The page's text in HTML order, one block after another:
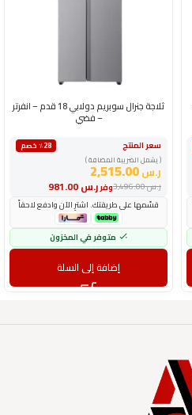
ثلاجة جنرال سوبريم دولابي 18 قدم – انفرتر
– فضي
سعر المنتج
٪28 خصم
( يشمل الضريبة المضافة )
ر.س2,515.00
وفرر.س ر.س3,496.00
قسّمها على طريقتك. اشترِ الآن وادفع لاحقاً
متوفر في المخزون
إضافة إلى السلة